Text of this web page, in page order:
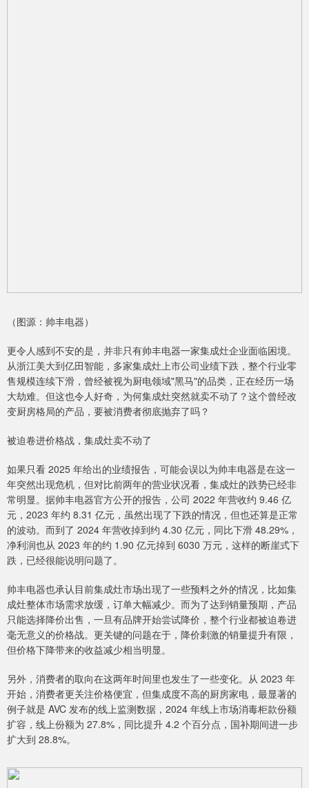
（图源：帅丰电器）
更令人感到不安的是，并非只有帅丰电器一家集成灶企业面临困境。
从浙江美大到亿田智能，多家集成灶上市公司业绩下跌，整个行业零
售规模连续下滑，曾经被视为厨电领域"黑马"的品类，正在经历一场
大劫难。但这也令人好奇，为何集成灶突然就卖不动了？这个曾经改
变厨房格局的产品，要被消费者彻底抛弃了吗？
被迫卷进价格战，集成灶卖不动了
如果只看 2025 年给出的业绩报告，可能会误以为帅丰电器是在这一
年突然出现危机，但对比前两年的营业状况看，集成灶的跌势已经非
常明显。据帅丰电器官方公开的报告，公司 2022 年营收约 9.46 亿
元，2023 年约 8.31 亿元，虽然出现了下跌的情况，但也还算是正常
的波动。而到了 2024 年营收掉到约 4.30 亿元，同比下滑 48.29%，
净利润也从 2023 年的约 1.90 亿元掉到 6030 万元，这样的断崖式下
跌，已经很能说明问题了。
帅丰电器也承认目前集成灶市场出现了一些预料之外的情况，比如集
成灶整体市场需求放缓，订单大幅减少。而为了达到销量预期，产品
只能选择降价出售，一旦有品牌开始尝试降价，整个行业都被迫卷进
毫无意义的价格战。更关键的问题在于，降价刺激的销量提升有限，
但价格下降带来的收益减少相当明显。
另外，消费者的取向在这两年时间里也发生了一些变化。从 2023 年
开始，消费者更关注价格便宜，但集成度不高的厨房家电，最显著的
例子就是 AVC 发布的线上监测数据，2024 年线上市场消毒柜款份额
扩容，线上份额为 27.8%，同比提升 4.2 个百分点，国补期间进一步
扩大到 28.8%。